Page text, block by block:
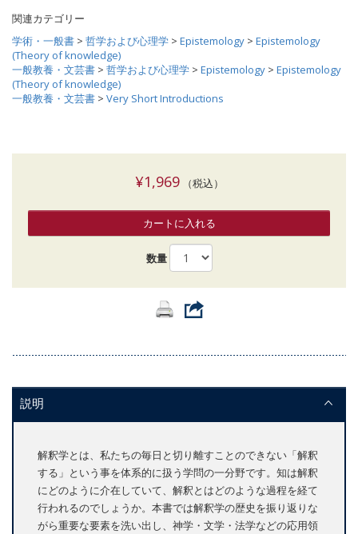
関連カテゴリー
学術・一般書 > 哲学および心理学 > Epistemology > Epistemology
(Theory of knowledge)
一般教養・文芸書 > 哲学および心理学 > Epistemology > Epistemology
(Theory of knowledge)
一般教養・文芸書 > Very Short Introductions
¥1,969（税込）
カートに入れる
数量
説明
解釈学とは、私たちの毎日と切り離すことのできない「解釈
する」という事を体系的に扱う学問の一分野です。知は解釈
にどのように介在していて、解釈とはどのような過程を経て
行われるのでしょうか。本書では解釈学の歴史を振り返りな
がら重要な要素を洗い出し、神学・文学・法学などの応用領